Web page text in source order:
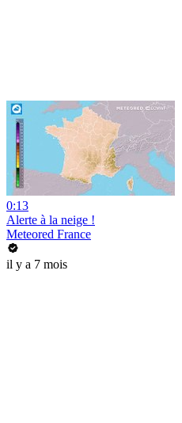
0:13
Alerte à la neige !
Meteored France
il y a 7 mois